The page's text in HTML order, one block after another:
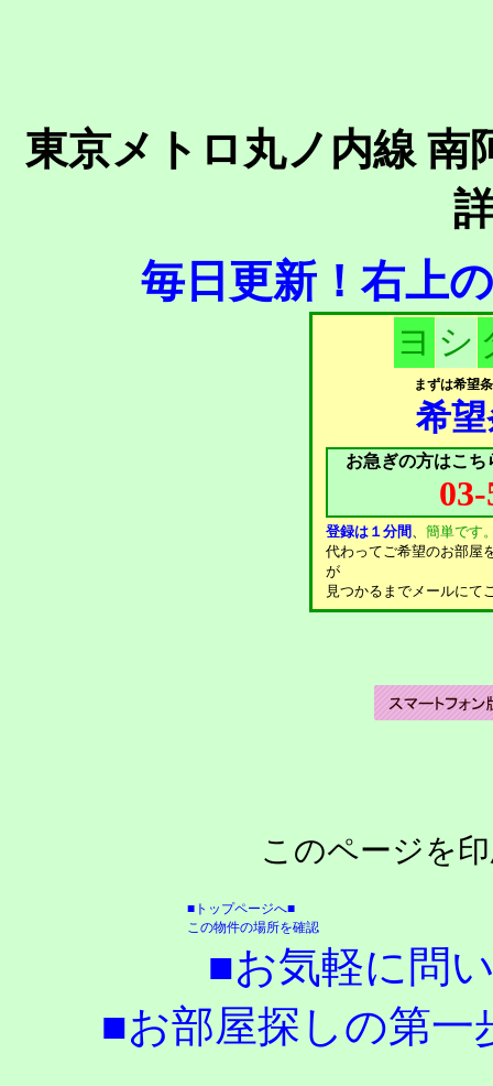
東京メトロ丸ノ内線 南
毎日更新！右上の
ヨ シ
まずは希望
希
お急ぎの方はこ
登録は１分間、 簡単です
代わってご希望のお部屋
が
見つかるまでメールにて
このページを
■トップページへ■
この物件の場所を確認
■お気軽に問
■お部屋探しの第一